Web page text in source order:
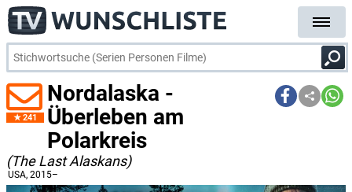
241
Nordalaska -
Überleben am
Polarkreis
(The Last Alaskans)
USA, 2015–